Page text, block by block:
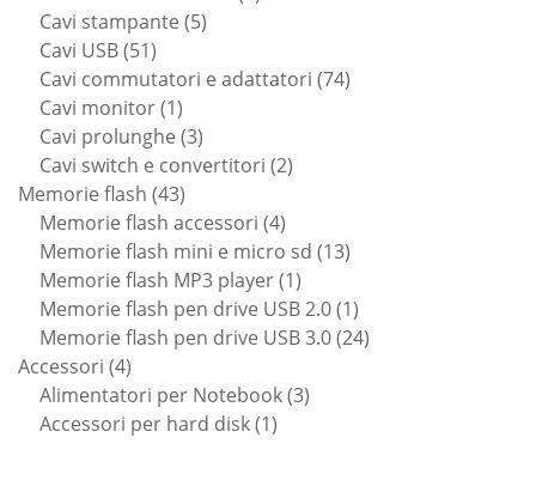
Cavi stampante 55
Cavi USB 5151
prodotti
Cavi commutatori e adattatori 7474
Cavi monitor 11
prodotto
Cavi prolunghe 33
prodotti
Cavi switch e convertitori 22
Memorie flash 4343
prodotti
Memorie flash accessori 44
prodotti
Memorie flash mini e micro sd 1313
Memorie flash MP3 player 11
prodotto
Memorie flash pen drive USB 2.0 11
prodotto
Memorie flash pen drive USB 3.0 2424
Accessori 44
prodotti
Alimentatori per Notebook 33
Accessori per hard disk 11